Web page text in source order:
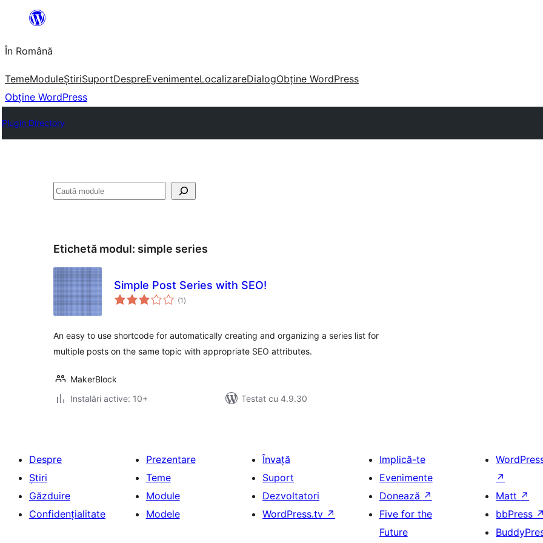
conținut
În Română
TemeModuleȘtiriSuportDespreEvenimenteLocalizareDialogObține WordPress
Obține WordPress
Plugin Directory
Caută
Etichetă modul: simple series
Simple Post Series with SEO!
(1 total
aprecieri
)
An easy to use shortcode for automatically creating and organizing a series list for
multiple posts on the same topic with appropriate SEO attributes.
MakerBlock
Instalări active: 10+
Testat cu 4.9.30
Despre
Știri
Găzduire
Confidențialitate
Prezentare
Teme
Module
Modele
Învață
Suport
Dezvoltatori
WordPress.tv ↗
Implică-te
Evenimente
Donează ↗
Five for the
Future
↗
Matt ↗
bbPress ↗